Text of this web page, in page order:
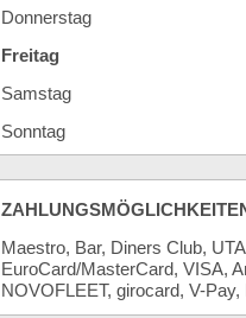
Donnerstag
Freitag
Samstag
Sonntag
Maestro, Bar, Diners Club,
EuroCard/MasterCard, VISA,
NOVOFLEET, girocard, V-Pay,